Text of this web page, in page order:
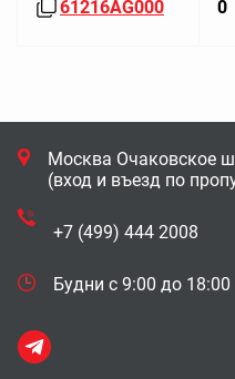
61216AG000 0
Москва Очаковское
(вход и въезд по
+7 (499) 444 2008
Будни с 9:00 до 18:00